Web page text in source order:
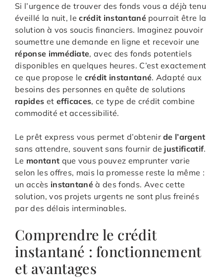
Si l’urgence de trouver des fonds vous a déjà tenu
éveillé la nuit, lecrédit instantanépourrait être la
solution à vos soucis financiers. Imaginez pouvoir
soumettre une demande en ligne et recevoir une
réponse immédiate, avec des fonds potentiels
disponibles en quelques heures. C’est exactement
ce que propose le crédit instantané. Adapté aux
besoins des personnes en quête de solutions
rapides et efficaces, ce type de crédit combine
commodité et accessibilité.
Le prêt express vous permet d’obtenirde l’argent
sans attendre, souvent sans fournir de justificatif.
Le montant que vous pouvez emprunter varie
selon les offres, mais la promesse reste la même :
un accès instantané à des fonds. Avec cette
solution, vos projets urgents ne sont plus freinés
par des délais interminables.
Comprendre le crédit
instantané : fonctionnement
et avantages